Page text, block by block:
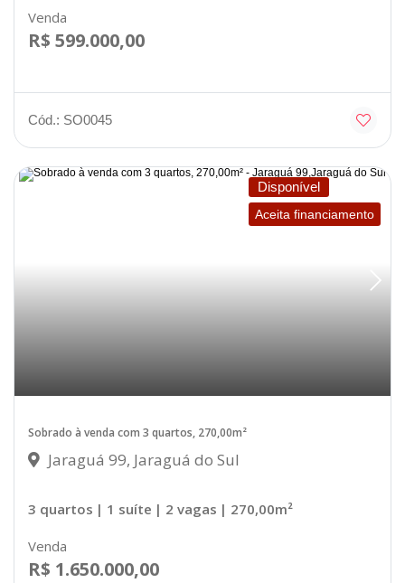
Venda
R$ 599.000,00
Cód.: SO0045
Disponível
Aceita financiamento
Sobrado à venda com 3 quartos, 270,00m²
Jaraguá 99, Jaraguá do Sul
3 quartos | 1 suíte | 2 vagas | 270,00m²
Venda
R$ 1.650.000,00